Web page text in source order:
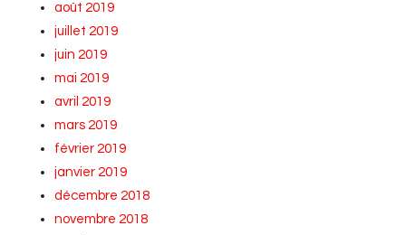
août 2019
juillet 2019
juin 2019
mai 2019
avril 2019
mars 2019
février 2019
janvier 2019
décembre 2018
novembre 2018